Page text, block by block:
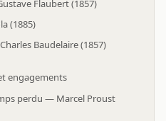
Flaubert (1857)
(1885)
Baudelaire (1857)
engagements
perdu — Marcel Proust